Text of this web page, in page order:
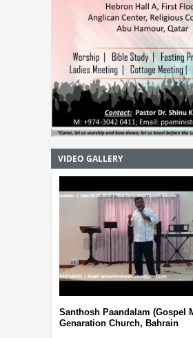
VIDEO GALLERY
Santhosh Paandalam (Gospel
Genaration Church, Bahrain